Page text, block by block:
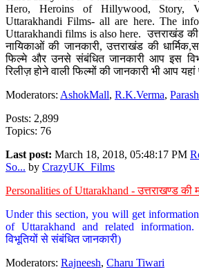
Hero, Heroins of Hillywood, Story,
Uttarakhandi Films- all are here. The
Uttarakhandi films is also here. उत्तराखंड की
नायिकाओं की जानकारी, उत्तराखंड की
फिल्मे और उनसे संबंधित जानकारी आप इस
रिलीज़ होने वाली फिल्मों की जानकारी भी आप
Moderators: AshokMall, R.K.Verma,
Posts: 2,899
Topics: 76
Last post: March 18, 2018, 05:48:17 PM
So... by CrazyUK_Films
Personalities of Uttarakhand - उत्तराखण्ड की
Under this section, you will get
of Uttarakhand and related information.
विभूतियों से संबंधित जानकारी)
Moderators: Rajneesh, Charu Tiwari